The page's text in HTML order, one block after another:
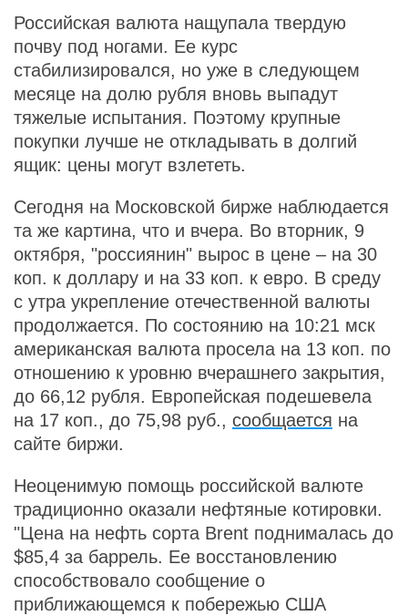
Российская валюта нащупала твердую
почву под ногами. Ее курс
стабилизировался, но уже в следующем
месяце на долю рубля вновь выпадут
тяжелые испытания. Поэтому крупные
покупки лучше не откладывать в долгий
ящик: цены могут взлететь.
Сегодня на Московской бирже наблюдается
та же картина, что и вчера. Во вторник, 9
октября, "россиянин" вырос в цене – на 30
коп. к доллару и на 33 коп. к евро. В среду
с утра укрепление отечественной валюты
продолжается. По состоянию на 10:21 мск
американская валюта просела на 13 коп. по
отношению к уровню вчерашнего закрытия,
до 66,12 рубля. Европейская подешевела
на 17 коп., до 75,98 руб., сообщается на
сайте биржи.
Неоценимую помощь российской валюте
традиционно оказали нефтяные котировки.
"Цена на нефть сорта Brent поднималась до
$85,4 за баррель. Ее восстановлению
способствовало сообщение о
приближающемся к побережью США